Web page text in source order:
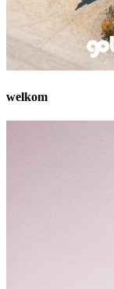
welkom